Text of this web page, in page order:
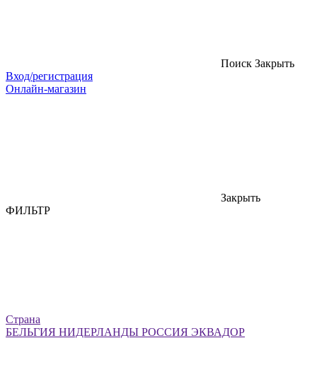
Поиск Закрыть
Вход/регистрация
Онлайн-магазин
Закрыть
ФИЛЬТР
Страна
БЕЛЬГИЯ НИДЕРЛАНДЫ РОССИЯ ЭКВАДОР